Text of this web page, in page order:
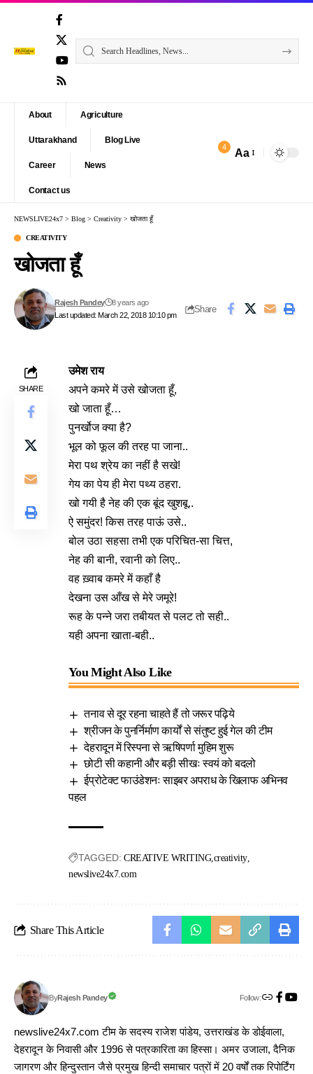
About Agriculture
Uttarakhand Blog Live
Career News
Contact us
4 Aa
NEWSLIVE24x7 > Blog > Creativity > खोजता हूँ
CREATIVITY
खोजता हूँ
Last updated: March 22, 2018 10:10 pm
Rajesh Pandey 8 years ago
Share
SHARE
उमेश राय
अपने कमरे में उसे खोजता हूँ,
खो जाता हूँ…
पुनर्खोज क्या है?
भूल को फूल की तरह पा जाना..
मेरा पथ श्रेय का नहीं है सखे!
गेय का पेय ही मेरा पथ्य ठहरा.
खो गयी है नेह की एक बूंद खुशबू..
ऐ समुंदर! किस तरह पाऊं उसे..
बोल उठा सहसा तभी एक परिचित-सा चित्त,
नेह की बानी, रवानी को लिए..
वह ख़्वाब कमरे में कहाँ है
देखना उस आँख से मेरे जमूरे!
रूह के पन्ने जरा तबीयत से पलट तो सही..
यही अपना खाता-बही..
You Might Also Like
तनाव से दूर रहना चाहते हैं तो जरूर पढ़िये
श्रीजन के पुनर्निर्माण कार्यों से संतुष्ट हुई गेल की टीम
देहरादून में रिस्पना से ऋषिपर्णा मुहिम शुरू
छोटी सी कहानी और बड़ी सीखः स्वयं को बदलो
ईप्रोटेक्ट फाउंडेशनः साइबर अपराध के खिलाफ अभिनव
पहल
TAGGED: CREATIVE WRITING creativity
newslive24x7.com
Share This Article
ByRajesh Pandey Follow:
newslive24x7.com टीम के सदस्य राजेश पांडेय, उत्तराखंड के डोईवाला,
देहरादून के निवासी और 1996 से पत्रकारिता का हिस्सा। अमर उजाला, दैनिक
जागरण और हिन्दुस्तान जैसे प्रमुख हिन्दी समाचार पत्रों में 20 वर्षों तक रिपोर्टिंग